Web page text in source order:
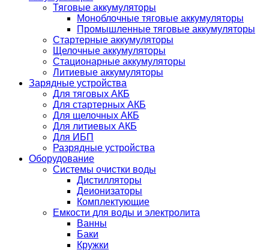
Тяговые аккумуляторы
Моноблочные тяговые аккумуляторы
Промышленные тяговые аккумуляторы
Стартерные аккумуляторы
Щелочные аккумуляторы
Стационарные аккумуляторы
Литиевые аккумуляторы
Зарядные устройства
Для тяговых АКБ
Для стартерных АКБ
Для щелочных АКБ
Для литиевых АКБ
Для ИБП
Разрядные устройства
Оборудование
Системы очистки воды
Дистилляторы
Деионизаторы
Комплектующие
Емкости для воды и электролита
Ванны
Баки
Кружки